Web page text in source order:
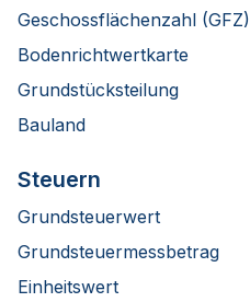
Geschossflächenzahl (GFZ)
Bodenrichtwertkarte
Grundstücksteilung
Bauland
Steuern
Grundsteuerwert
Grundsteuermessbetrag
Einheitswert